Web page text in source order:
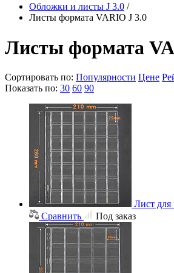
Обложки и листы J 3.0 /
Листы формата VARIO J 3.0
Листы формата
Сортировать по: Популярности Цене
Показать по: 30 60 90
Лист для
Сравнить
Под заказ